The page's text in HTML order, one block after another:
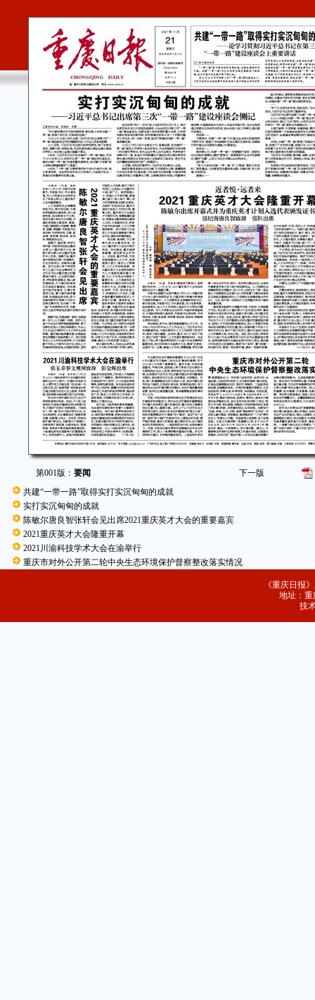
第001版：要闻
下一版
共建“一带一路”取得实打实沉甸甸的成就
实打实沉甸甸的成就
陈敏尔唐良智张轩会见出席2021重庆英才大会的重要嘉宾
2021重庆英才大会隆重开幕
2021川渝科技学术大会在渝举行
重庆市对外公开第二轮中央生态环境保护督察整改落实情况
《重庆日报
地址：重
技